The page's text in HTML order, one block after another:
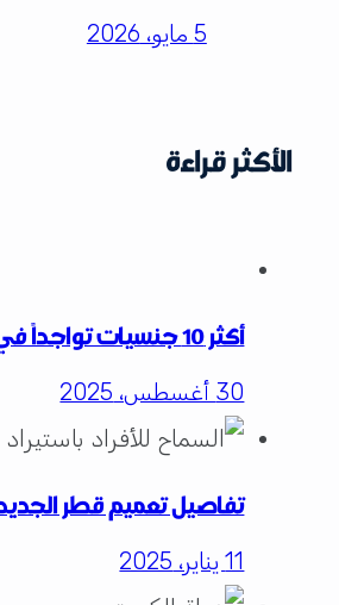
5 مايو، 2026
الأكثر قراءة
أكثر 10 جنسيات تواجداً في قطر 2025
30 أغسطس، 2025
تفاصيل تعميم قطر الجديد:
11 يناير، 2025